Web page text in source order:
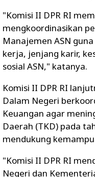
"Komisi II DPR RI
mengkoordinasikan
Manajemen ASN
kerja, jenjang karir,
sosial ASN," katanya.
Komisi II DPR RI
Dalam Negeri
Keuangan agar
Daerah (TKD) pada
mendukung
"Komisi II DPR RI
Negeri dan